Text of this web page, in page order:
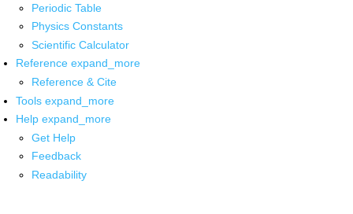
Periodic Table
Physics Constants
Scientific Calculator
Reference expand_more
Reference & Cite
Tools expand_more
Help expand_more
Get Help
Feedback
Readability